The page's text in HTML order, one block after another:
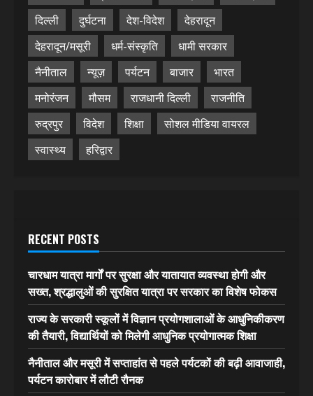
दिल्ली
दुर्घटना देश-विदेश
देहरादून
देहरादून/मसूरी
धर्म-संस्कृति
धामी सरकार
नैनीताल
न्यूज़ पर्यटन बाजार
भारत
मनोरंजन
मौसम राजधानी दिल्ली
राजनीति
रुद्रपुर
विदेश शिक्षा
सोशल मीडिया वायरल
स्वास्थ्य
हरिद्वार
RECENT POSTS
चारधाम यात्रा मार्गों पर सुरक्षा और यातायात व्यवस्था होगी और
सख्त, श्रद्धालुओं की सुरक्षित यात्रा पर सरकार का विशेष फोकस
राज्य के सरकारी स्कूलों में विज्ञान प्रयोगशालाओं के आधुनिकीकरण
की तैयारी, विद्यार्थियों को मिलेगी आधुनिक प्रयोगात्मक शिक्षा
नैनीताल और मसूरी में सप्ताहांत से पहले पर्यटकों की बढ़ी आवाजाही,
पर्यटन कारोबार में लौटी रौनक